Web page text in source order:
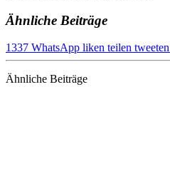
Ähnliche Beiträge
1337 WhatsApp liken teilen tweeten
Ähnliche Beiträge